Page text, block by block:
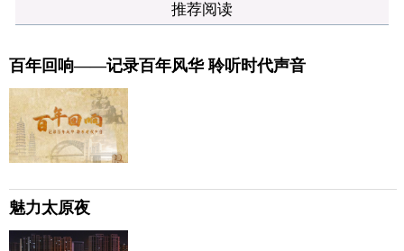
推荐阅读
百年回响——记录百年风华 聆听时代声音
魅力太原夜